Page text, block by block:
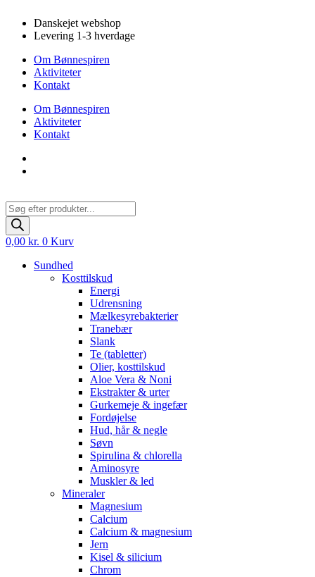
indhold
Danskejet webshop
Levering 1-3 hverdage
Om Bønnespiren
Aktiviteter
Kontakt
Om Bønnespiren
Aktiviteter
Kontakt
Products
search
0,00 kr. 0 Kurv
Sundhed
Kosttilskud
Energi
Udrensning
Mælkesyrebakterier
Tranebær
Slank
Te (tabletter)
Olier, kosttilskud
Aloe Vera & Noni
Ekstrakter & urter
Gurkemeje & ingefær
Fordøjelse
Hud, hår & negle
Søvn
Spirulina & chlorella
Aminosyre
Muskler & led
Mineraler
Magnesium
Calcium
Calcium & magnesium
Jern
Kisel & silicium
Chrom